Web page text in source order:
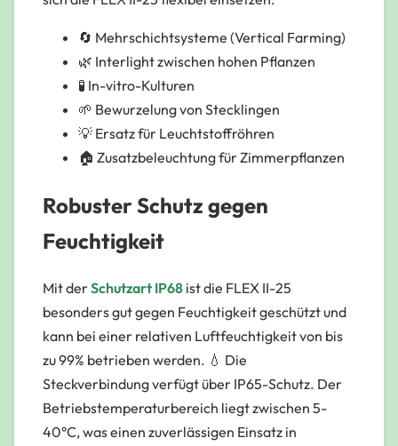
🔄 Mehrschichtsysteme (Vertical Farming)
🌿 Interlight zwischen hohen Pflanzen
🧪 In-vitro-Kulturen
🌱 Bewurzelung von Stecklingen
💡 Ersatz für Leuchtstoffröhren
🏠 Zusatzbeleuchtung für Zimmerpflanzen
Robuster Schutz gegen
Feuchtigkeit
Mit derSchutzart IP68 ist die FLEX II-25
besonders gut gegen Feuchtigkeit geschützt und
kann bei einer relativen Luftfeuchtigkeit von bis
zu 99% betrieben werden. 💧 Die
Steckverbindung verfügt über IP65-Schutz. Der
Betriebstemperaturbereich liegt zwischen 5-
40°C, was einen zuverlässigen Einsatz in